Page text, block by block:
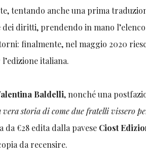
tentando anche una prima
diritti, prendendo in mano
finalmente, nel maggio 2020
italiana.
Baldelli, nonché una
vera storia di come due fratelli vissero
da €28 edita dalla pavese Ciost
da recensire.